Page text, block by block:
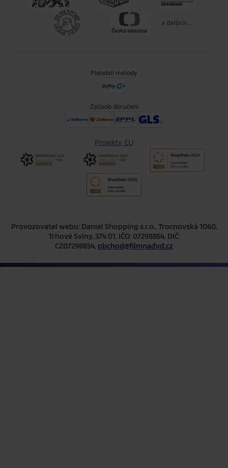
a dalších ...
Platební metody
Způsob doručení
Projekty EU
Provozovatel webu: Daniel Shopping s.r.o., Trocnovská 1060,
Trhové Sviny, 374 01, IČO: 07298854, DIČ:
CZ07298854, obchod@filmnadvd.cz